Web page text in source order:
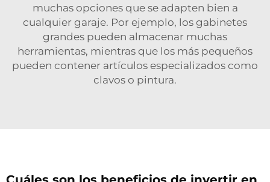
muchas opciones que se adapten bien a
cualquier garaje. Por ejemplo, los gabinetes
grandes pueden almacenar muchas
herramientas, mientras que los más pequeños
pueden contener artículos especializados como
clavos o pintura.